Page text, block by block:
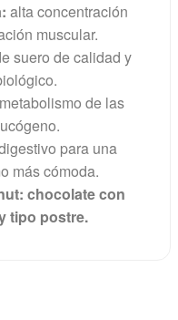
alta concentración
muscular.
suero de calidad y
de las
para una
más cómoda.
chocolate con
tipo postre.